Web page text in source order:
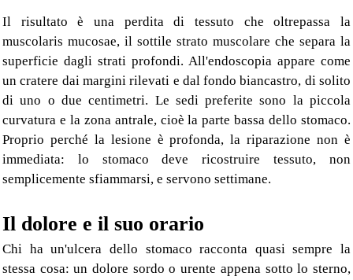
Il risultato è una perdita di tessuto che oltrepassa la
muscolaris mucosae, il sottile strato muscolare che separa la
superficie dagli strati profondi. All'endoscopia appare come
un cratere dai margini rilevati e dal fondo biancastro, di solito
di uno o due centimetri. Le sedi preferite sono la piccola
curvatura e la zona antrale, cioè la parte bassa dello stomaco.
Proprio perché la lesione è profonda, la riparazione non è
immediata: lo stomaco deve ricostruire tessuto, non
semplicemente sfiammarsi, e servono settimane.
Il dolore e il suo orario
Chi ha un'ulcera dello stomaco racconta quasi sempre la
stessa cosa: un dolore sordo o urente appena sotto lo sterno,